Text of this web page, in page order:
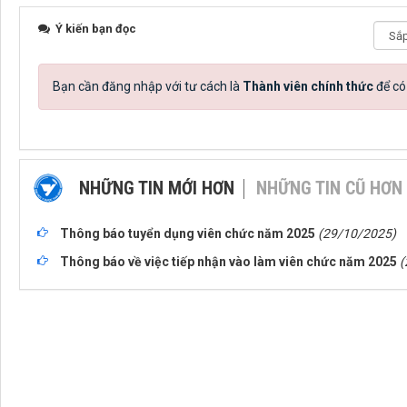
Ý kiến bạn đọc
Bạn cần đăng nhập với tư cách là Thành viên chính thứcđể
NHỮNG TIN MỚI HƠN NHỮNG TIN CŨ HƠN
Thông báo tuyển dụng viên chức năm 2025 (29/10/2025)
Thông báo về việc tiếp nhận vào làm viên chức năm 2025